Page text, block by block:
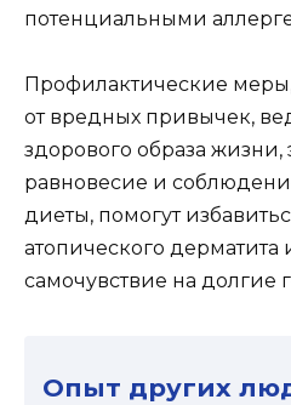
потенциальными
Профилактические
от вредных привычек,
здорового образа
равновесие и
диеты, помогут
атопического дерматита
самочувствие на долгие
Опыт других